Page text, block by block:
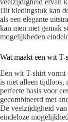
veelzijdigheid ervan
Dit kledingstuk kan
als een elegante
kan men met gemak
mogelijkheden
Wat maakt een wit T-
Een wit T-shirt vormt
is niet alleen tijdloos,
perfecte basis voor
gecombineerd met
De veelzijdigheid
eindeloze